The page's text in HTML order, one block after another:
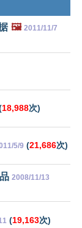
🖼️ 2011/11/7
18,988次)
5/9 (21,686次)
2008/11/13
(19,163次)